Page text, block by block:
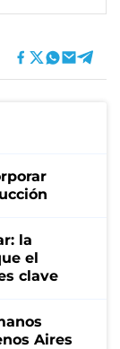
la
el
clave
Aires